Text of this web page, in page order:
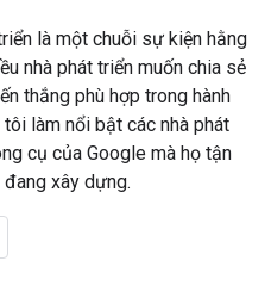
là một chuỗi sự kiện hằng
nhà phát triển muốn chia sẻ
thắng phù hợp trong hành
làm nổi bật các nhà phát
cụ của Google mà họ tận
xây dựng.